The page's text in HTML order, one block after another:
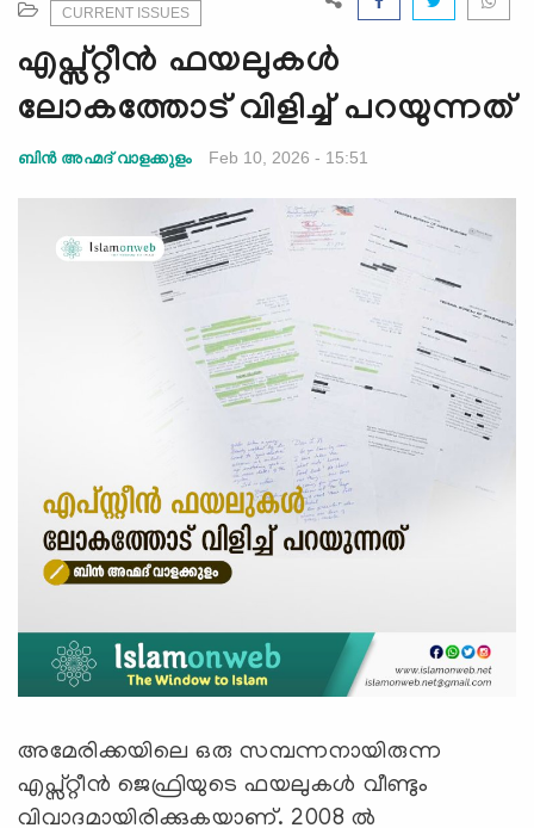
a
v
i
a
CURRENT ISSUES
എപ്സ്റ്റീന്‍ ഫയലുകള്‍
ലോകത്തോട് വിളിച്ച് പറയുന്നത്
ബിന്‍ അഹ്മദ് വാളക്കുളം Feb 10, 2026 - 15:51
അമേരിക്കയിലെ ഒരു സമ്പന്നനായിരുന്ന
എപ്സ്റ്റീന്‍ ജെഫ്രിയുടെ ഫയലുകള്‍ വീണ്ടും
വിവാദമായിരിക്കുകയാണ്. 2008 ല്‍